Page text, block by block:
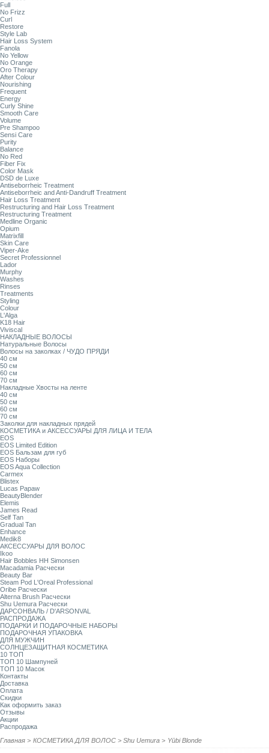
Full
No Frizz
Curl
Restore
Style Lab
Hair Loss System
Fanola
No Yellow
No Orange
Oro Therapy
After Colour
Nourishing
Frequent
Energy
Curly Shine
Smooth Care
Volume
Pre Shampoo
Sensi Care
Purity
Balance
No Red
Fiber Fix
Color Mask
DSD de Luxe
Antiseborrheic Treatment
Antiseborrheic and Anti-Dandruff Treatment
Hair Loss Treatment
Restructuring and Hair Loss Treatment
Restructuring Treatment
Medline Organic
Opium
Matrixfill
Skin Care
Viper-Ake
Secret Professionnel
Lador
Murphy
Washes
Rinses
Treatments
Styling
Colour
L'Alga
K18 Hair
Viviscal
НАКЛАДНЫЕ ВОЛОСЫ
Натуральные Волосы
Волосы на заколках / ЧУДО ПРЯДИ
40 см
50 см
60 см
70 см
Накладные Хвосты на ленте
40 см
50 см
60 см
70 см
Заколки для накладных прядей
КОСМЕТИКА и АКСЕССУАРЫ ДЛЯ ЛИЦА И ТЕЛА
EOS
EOS Limited Edition
EOS Бальзам для губ
EOS Наборы
EOS Aqua Collection
Carmex
Blistex
Lucas Papaw
BeautyBlender
Elemis
James Read
Self Tan
Gradual Tan
Enhance
Medik8
АКСЕССУАРЫ ДЛЯ ВОЛОС
Ikoo
Hair Bobbles HH Simonsen
Macadamia Расчески
Beauty Bar
Steam Pod L'Oreal Professional
Oribe Расчески
Alterna Brush Расчески
Shu Uemura Расчески
ДАРСОНВАЛЬ / D'ARSONVAL
РАСПРОДАЖА
ПОДАРКИ И ПОДАРОЧНЫЕ НАБОРЫ
ПОДАРОЧНАЯ УПАКОВКА
ДЛЯ МУЖЧИН
СОЛНЦЕЗАЩИТНАЯ КОСМЕТИКА
10 ТОП
ТОП 10 Шампуней
ТОП 10 Масок
Контакты
Доставка
Оплата
Скидки
Как оформить заказ
Отзывы
Акции
Распродажа
Главная > КОСМЕТИКА ДЛЯ ВОЛОС > Shu Uemura > Yūbi Blonde